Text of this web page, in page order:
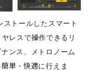
トールしたスマート
レスで操作できるリ
ンス、メトロノーム
単・快適に行えま